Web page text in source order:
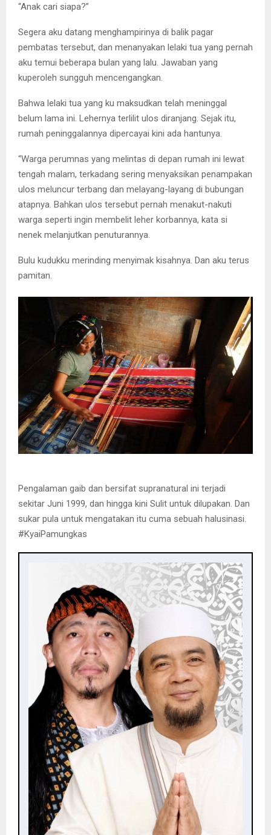
“Anak cari siapa?”
Segera aku datang menghampirinya di balik pagar
pembatas tersebut, dan menanyakan lelaki tua yang pernah
aku temui beberapa bulan yang lalu. Jawaban yang
kuperoleh sungguh mencengangkan.
Bahwa lelaki tua yang ku maksudkan telah meninggal
belum lama ini. Lehernya terlilit ulos diranjang. Sejak itu,
rumah peninggalannya dipercayai kini ada hantunya.
“Warga perumnas yang melintas di depan rumah ini lewat
tengah malam, terkadang sering menyaksikan penampakan
ulos meluncur terbang dan melayang-layang di bubungan
atapnya. Bahkan ulos tersebut pernah menakut-nakuti
warga seperti ingin membelit leher korbannya, kata si
nenek melanjutkan penuturannya.
Bulu kudukku merinding menyimak kisahnya. Dan aku terus
pamitan.
Pengalaman gaib dan bersifat supranatural ini terjadi
sekitar Juni 1999, dan hingga kini Sulit untuk dilupakan. Dan
sukar pula untuk mengatakan itu cuma sebuah halusinasi.
#KyaiPamungkas